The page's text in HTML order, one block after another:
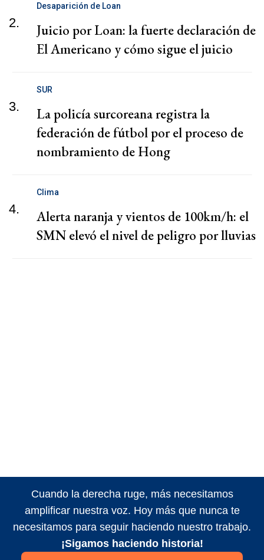
2.
Desaparición de Loan
Juicio por Loan: la fuerte declaración de
El Americano y cómo sigue el juicio
3.
SUR
La policía surcoreana registra la
federación de fútbol por el proceso de
nombramiento de Hong
4.
Clima
Alerta naranja y vientos de 100km/h: el
SMN elevó el nivel de peligro por lluvias
Cuando la derecha ruge, más necesitamos
amplificar nuestra voz. Hoy más que nunca te
necesitamos para seguir haciendo nuestro trabajo.
¡Sigamos haciendo historia!